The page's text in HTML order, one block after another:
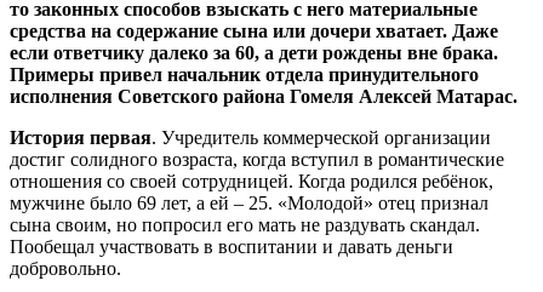
то законных способов взыскать с него материальные
средства на содержание сына или дочери хватает. Даже
если ответчику далеко за 60, а дети рождены вне брака.
Примеры привел начальник отдела принудительного
исполнения Советского района Гомеля Алексей Матарас.
История первая. Учредитель коммерческой организации
достиг солидного возраста, когда вступил в романтические
отношения со своей сотрудницей. Когда родился ребёнок,
мужчине было 69 лет, а ей – 25. «Молодой» отец признал
сына своим, но попросил его мать не раздувать скандал.
Пообещал участвовать в воспитании и давать деньги
добровольно.